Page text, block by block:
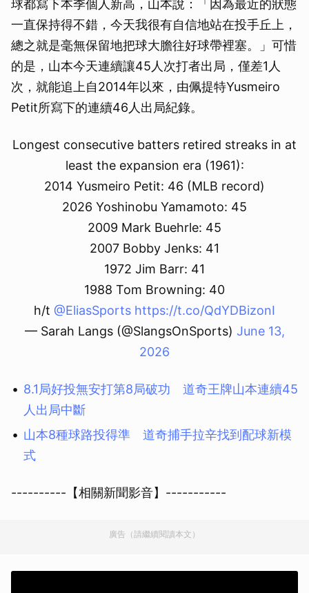
球都寫下本季個人新高，山本說：「因為最近的狀態
一直保持得不錯，今天我很有自信地站在投手丘上，
總之就是毫無保留地把球大膽往好球帶裡塞。」可惜
的是，山本今天連續讓45人次打者出局，僅差1人
次，就能追上自2014年以來，由佩提特Yusmeiro
Petit所寫下的連續46人出局紀錄。
Longest consecutive batters retired streaks in at
least the expansion era (1961):
2014 Yusmeiro Petit: 46 (MLB record)
2026 Yoshinobu Yamamoto: 45
2009 Mark Buehrle: 45
2007 Bobby Jenks: 41
1972 Jim Barr: 41
1988 Tom Browning: 40
h/t @EliasSports https://t.co/QdYDBizonI
— Sarah Langs (@SlangsOnSports) June 13,
2026
8.1局好投無安打第8局破功 道奇王牌山本連續45
人出局中斷
山本8種球路投得準 道奇捕手拉辛找到配球新模
式
----------【相關新聞影音】-----------
廣告（請繼續閱讀本文）